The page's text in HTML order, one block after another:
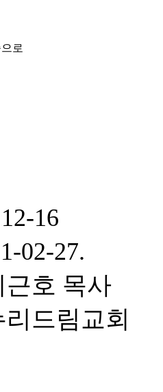
로
16
02-27.
근호 목사
드림교회